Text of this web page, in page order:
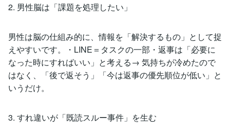
2. 男性脳は「課題を処理したい」
男性は脳の仕組み的に、情報を「解決するもの」として捉
えやすいです。・LINE＝タスクの一部・返事は「必要に
なった時にすればいい」と考える→ 気持ちが冷めたので
はなく、「後で返そう」「今は返事の優先順位が低い」と
いうだけ。
3. すれ違いが「既読スルー事件」を生む